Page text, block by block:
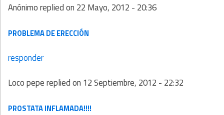
Anónimoreplied on 22 Mayo, 2012 - 20:36
PROBLEMA DE ERECCIÓN
responder
Loco pepereplied on 12 Septiembre, 2012 - 22:32
PROSTATA INFLAMADA!!!!